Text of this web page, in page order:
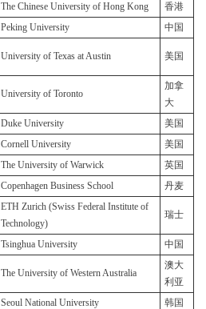
The Chinese University of Hong Kong
香港
Peking University 中国
University of Texas at Austin 美国
University of Toronto
加拿
大
Duke University
美国
Cornell University
美国
The University of Warwick
英国
Copenhagen Business School 丹麦
ETH Zurich (Swiss Federal Institute of
Technology)
瑞士
Tsinghua University 中国
The University of Western Australia
澳大
利亚
Seoul National University
韩国